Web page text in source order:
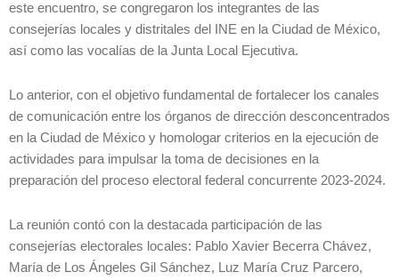
este encuentro, se congregaron los integrantes de las
consejerías locales y distritales del INE en la Ciudad de México,
así como las vocalías de la Junta Local Ejecutiva.
Lo anterior, con el objetivo fundamental de fortalecer los canales
de comunicación entre los órganos de dirección desconcentrados
en la Ciudad de México y homologar criterios en la ejecución de
actividades para impulsar la toma de decisiones en la
preparación del proceso electoral federal concurrente 2023-2024.
La reunión contó con la destacada participación de las
consejerías electorales locales: Pablo Xavier Becerra Chávez,
María de Los Ángeles Gil Sánchez, Luz María Cruz Parcero,